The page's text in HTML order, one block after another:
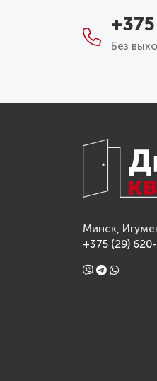
Без
Минск,
+375 (29)